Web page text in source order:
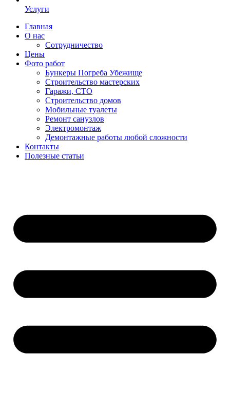
Услуги
Главная
О нас
Сотрудничество
Цены
Фото работ
Бункеры Погреба Убежище
Строительство мастерских
Гаражи, СТО
Строительство домов
Мобильные туалеты
Ремонт санузлов
Электромонтаж
Демонтажные работы любой сложности
Контакты
Полезные статьи